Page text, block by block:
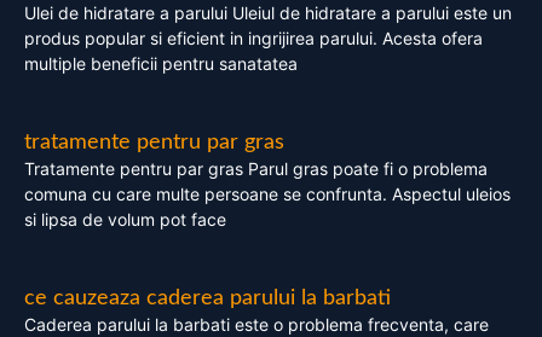
Ulei de hidratare a parului Uleiul de hidratare a parului este un
produs popular si eficient in ingrijirea parului. Acesta ofera
multiple beneficii pentru sanatatea
tratamente pentru par gras
Tratamente pentru par gras Parul gras poate fi o problema
comuna cu care multe persoane se confrunta. Aspectul uleios
si lipsa de volum pot face
ce cauzeaza caderea parului la barbati
Caderea parului la barbati este o problema frecventa, care